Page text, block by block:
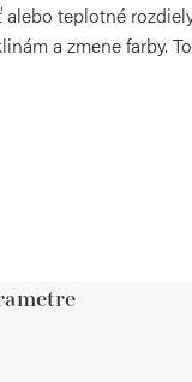
teplotné
a zmene farby.